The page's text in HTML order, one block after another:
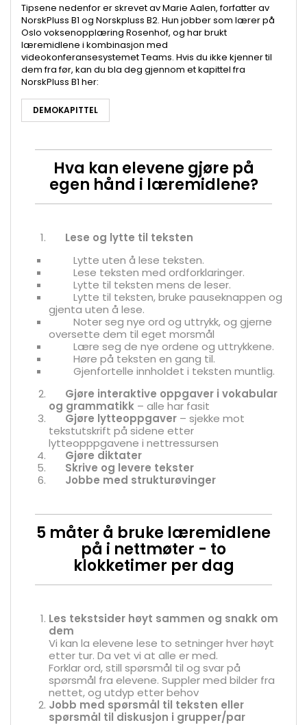
Tipsene nedenfor er skrevet av Marie Aalen, forfatter av
NorskPluss B1 og Norskpluss B2. Hun jobber som lærer på
Oslo voksenopplæring Rosenhof, og har brukt
læremidlene i kombinasjon med
videokonferansesystemet Teams. Hvis du ikke kjenner til
dem fra før, kan du bla deg gjennom et kapittel fra
NorskPluss B1 her:
DEMOKAPITTEL
Hva kan elevene gjøre på
egen hånd i læremidlene?
Lese og lytte til teksten
Lytte uten å lese teksten.
Lese teksten med ordforklaringer.
Lytte til teksten mens de leser.
Lytte til teksten, bruke pauseknappen og
gjenta uten å lese.
Noter seg nye ord og uttrykk, og gjerne
oversette dem til eget morsmål
Lære seg de nye ordene og uttrykkene.
Høre på teksten en gang til.
Gjenfortelle innholdet i teksten muntlig.
Gjøre interaktive oppgaver i vokabular
og grammatikk – alle har fasit
Gjøre lytteoppgaver – sjekke mot
tekstutskrift på sidene etter
lytteopppgavene i nettressursen
Gjøre diktater
Skrive og levere tekster
Jobbe med strukturøvinger
5 måter å bruke læremidlene
på i nettmøter - to
klokketimer per dag
Les tekstsider høyt sammen og snakk om
dem
Vi kan la elevene lese to setninger hver høyt
etter tur. Da vet vi at alle er med.
Forklar ord, still spørsmål til og svar på
spørsmål fra elevene. Suppler med bilder fra
nettet, og utdyp etter behov
Jobb med spørsmål til teksten eller
spørsmål til diskusjon i grupper/par